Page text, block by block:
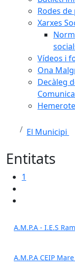
Rodes
Xarxes
Vídeos i
Ona
Decàleg
El Municipi
Entitats
1
A.M.P.A - I.E.S
A.M.P.A CEIP